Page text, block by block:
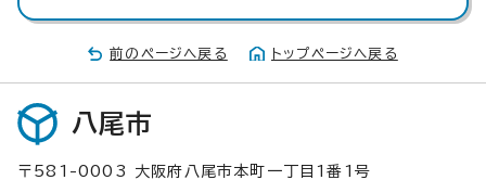
前のページへ戻る トップページへ戻る
八尾市
〒581-0003 大阪府八尾市本町一丁目1番1号